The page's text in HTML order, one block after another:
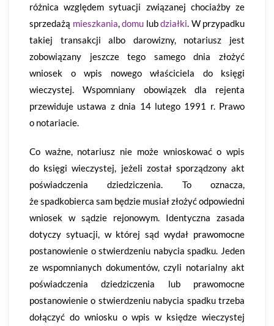
różnica względem sytuacji związanej chociażby ze
sprzedażą mieszkania,domu lubdziałki. W przypadku
takiej transakcji albo darowizny, notariusz jest
zobowiązany jeszcze tego samego dnia złożyć
wniosek o wpis nowego właściciela do księgi
wieczystej. Wspomniany obowiązek dla rejenta
przewiduje ustawa z dnia 14 lutego 1991 r. Prawo
o notariacie.
Co ważne, notariusz nie może wnioskować o wpis
do księgi wieczystej, jeżeli został sporządzony akt
poświadczenia dziedziczenia. To oznacza,
że spadkobierca sam będzie musiał złożyć odpowiedni
wniosek w sądzie rejonowym. Identyczna zasada
dotyczy sytuacji, w której sąd wydał prawomocne
postanowienie o stwierdzeniu nabycia spadku. Jeden
ze wspomnianych dokumentów, czyli notarialny akt
poświadczenia dziedziczenia lub prawomocne
postanowienie o stwierdzeniu nabycia spadku trzeba
dołączyć do wniosku o wpis w księdze wieczystej